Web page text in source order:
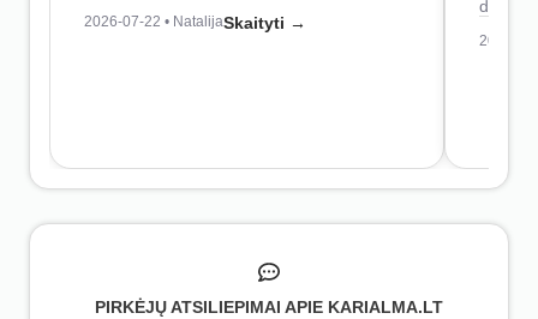
2026-07-22 • NatalijaSkaityti →
2026-
PIRKĖJŲ ATSILIEPIMAI APIE KARIALMA.LT